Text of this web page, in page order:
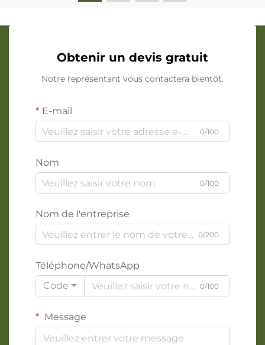
Obtenir un devis gratuit
Notre représentant vous contactera bientôt.
E-mail
0/100
Nom
0/100
Nom de l'entreprise
0/200
Téléphone/WhatsApp
Code
0/100
Message